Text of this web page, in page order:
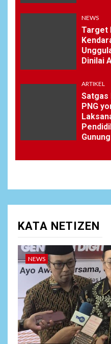
NEWS
Target
Dinilai
ARTIKEL
Satgas
PNG
KATA NETIZEN
NEWS